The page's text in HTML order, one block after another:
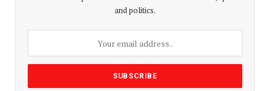
and politics.